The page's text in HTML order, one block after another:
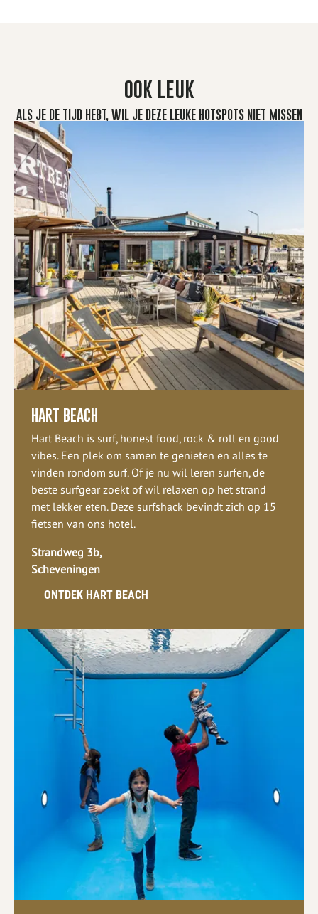
OOK LEUK
ALS JE DE TIJD HEBT, WIL JE DEZE LEUKE HOTSPOTS NIET MISSEN
HART BEACH
Hart Beach is surf, honest food, rock & roll en good
vibes. Een plek om samen te genieten en alles te
vinden rondom surf. Of je nu wil leren surfen, de
beste surfgear zoekt of wil relaxen op het strand
met lekker eten. Deze surfshack bevindt zich op 15
fietsen van ons hotel.
Strandweg 3b,
Scheveningen
ONTDEK HART BEACH